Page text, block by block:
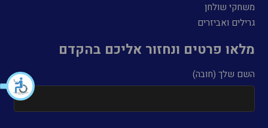
משחקי שולחן
גרילים ואביזרים
מלאו פרטים ונחזור אליכם בהקדם
השם שלך (חובה)